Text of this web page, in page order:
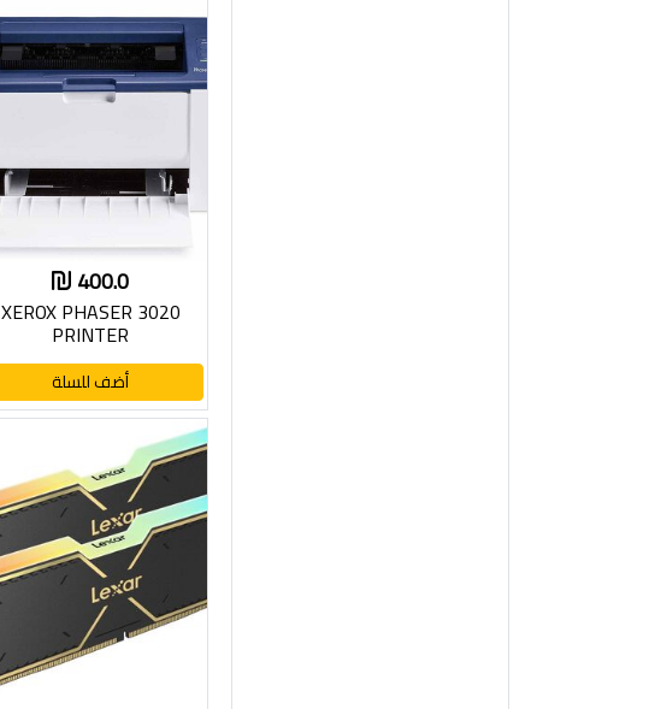
400.0
XEROX PHASER 3020
PRINTER
أضف للسلة